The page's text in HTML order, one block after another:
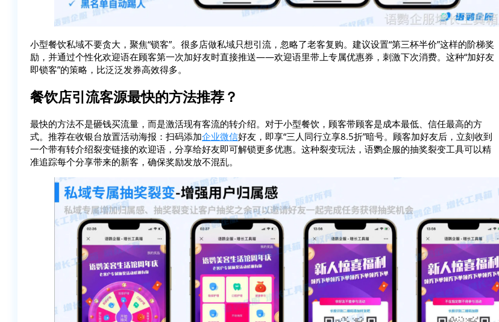
小型餐饮私域不要贪大，聚焦“锁客”。很多店做私域只想引流，忽略了老客复购。建议设置“第三杯半价”这样的阶梯奖
励，并通过个性化欢迎语在顾客第一次加好友时直接推送——欢迎语里带上专属优惠券，刺激下次消费。这种“加好友
即锁客”的策略，比泛泛发券高效得多。
餐饮店引流客源最快的方法推荐？
最快的方法不是砸钱买流量，而是激活现有客流的转介绍。对于小型餐饮，顾客带顾客是成本最低、信任最高的方
式。推荐在收银台放置活动海报：扫码添加企业微信好友，即享“三人同行立享8.5折”暗号。顾客加好友后，立刻收到
一个带有转介绍裂变链接的欢迎语，分享给好友即可解锁更多优惠。这种裂变玩法，语鹦企服的抽奖裂变工具可以精
准追踪每个分享带来的新客，确保奖励发放不混乱。